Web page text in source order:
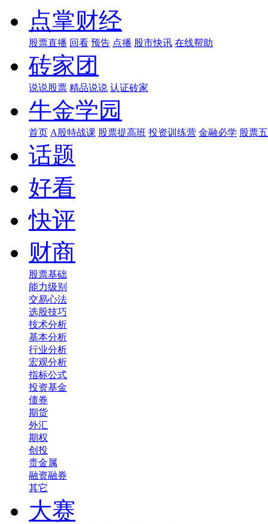
点掌财经
股票直播 回看 预告 点播 股市快讯 在线帮助
砖家团
说说股票 精品说说 认证砖家
牛金学园
首页 A股特战课 股票提高班 投资训练营 金融必学 股票
话题
好看
快评
财商
股票基础
能力级别
交易心法
选股技巧
技术分析
基本分析
行业分析
宏观分析
指标公式
投资基金
债券
期货
外汇
期权
创投
贵金属
融资融券
其它
大赛